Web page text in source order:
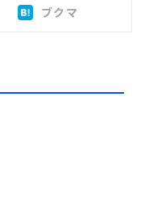
ブクマ